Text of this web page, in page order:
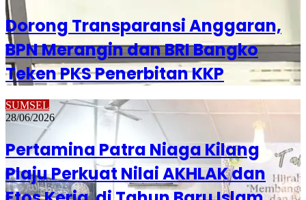
Dorong Transparansi Anggaran,
BPN Merangin dan BRI Bangko
Teken PKS Penerbitan KKP
SUMSEL
28/06/2026
Pertamina Patra Niaga Kilang
Plaju Perkuat Nilai AKHLAK dan